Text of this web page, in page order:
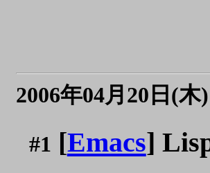
2006年04月20日(木)
#1 [Emacs]